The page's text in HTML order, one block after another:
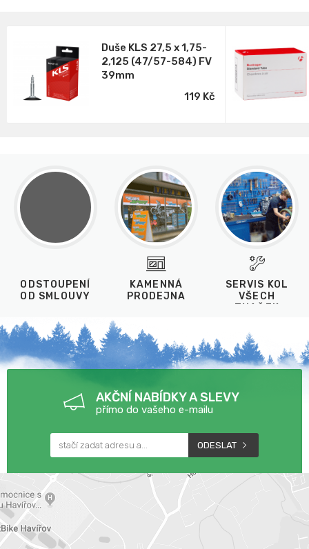
Duše KLS 27,5 x 1,75-
2,125 (47/57-584) FV
39mm
119 Kč
ODSTOUPENÍ
OD SMLOUVY
KAMENNÁ
PRODEJNA
SERVIS KOL
VŠECH
ZNAČEK
AKČNÍ NABÍDKY A SLEVY
přímo do vašeho e-mailu
ODESLAT